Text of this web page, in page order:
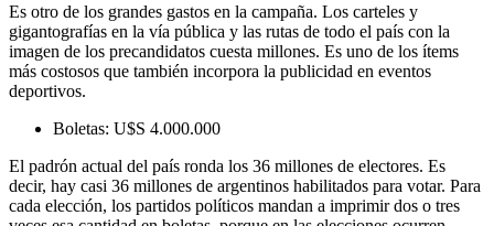
Es otro de los grandes gastos en la campaña. Los carteles y
gigantografías en la vía pública y las rutas de todo el país con la
imagen de los precandidatos cuesta millones. Es uno de los ítems
más costosos que también incorpora la publicidad en eventos
deportivos.
Boletas: U$S 4.000.000
El padrón actual del país ronda los 36 millones de electores. Es
decir, hay casi 36 millones de argentinos habilitados para votar. Para
cada elección, los partidos políticos mandan a imprimir dos o tres